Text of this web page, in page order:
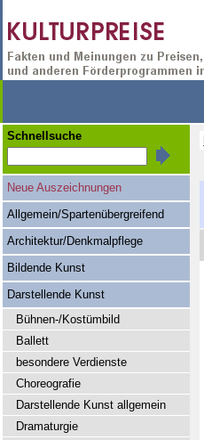
Schnellsuche
Neue Auszeichnungen
Allgemein/Spartenübergreifend
Architektur/Denkmalpflege
Bildende Kunst
Darstellende Kunst
Bühnen-/Kostümbild
Ballett
besondere Verdienste
Choreografie
Darstellende Kunst allgemein
Dramaturgie